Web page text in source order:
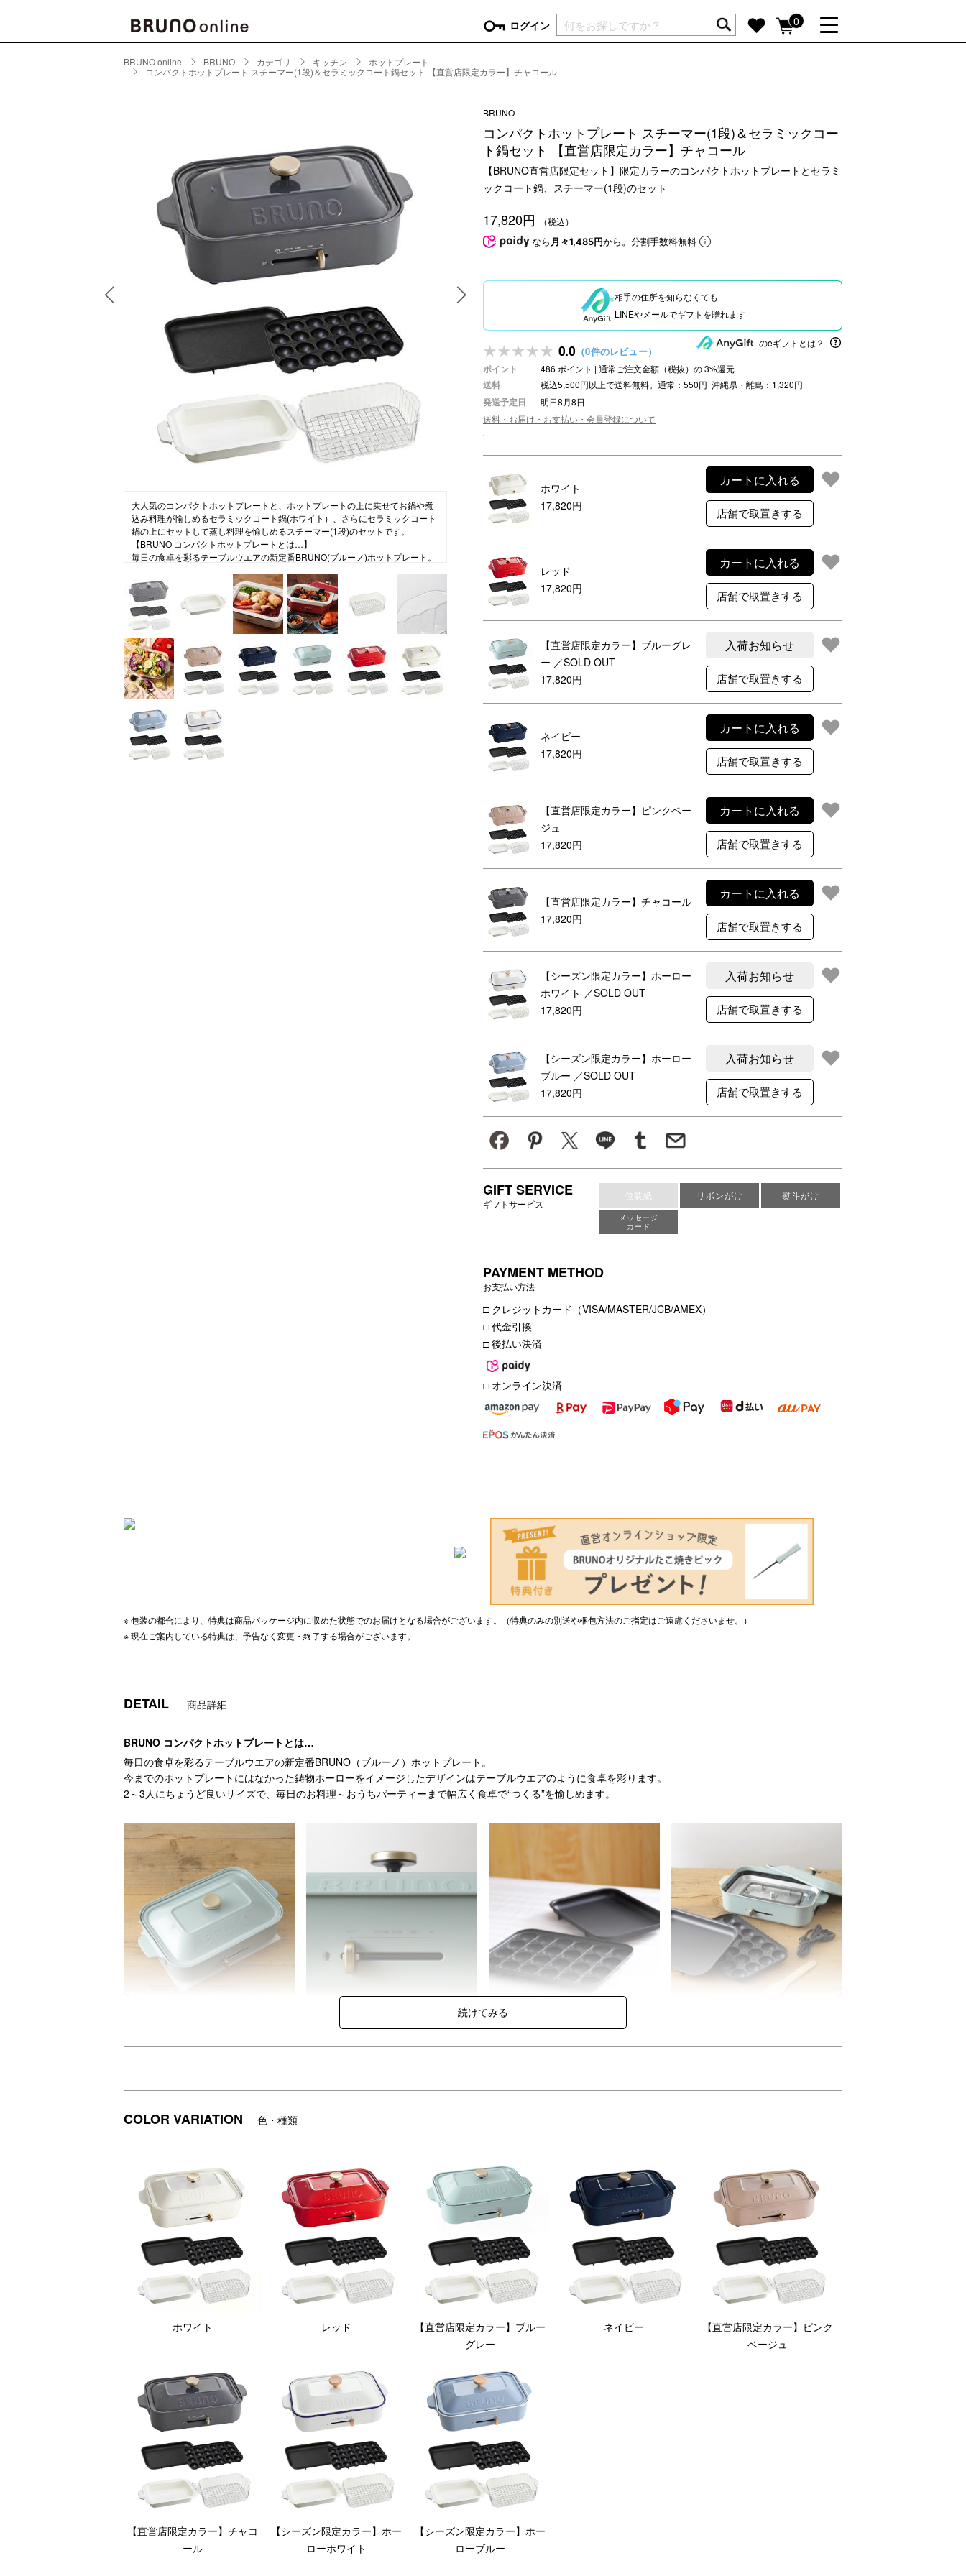
ログイン
ログイン
新規会員登録
0
現在カートには商品が入っていません。
BRAND
ブランド一覧
店舗一覧
CONTENTS
コラム
ニュース
CATEGORY
食器
キッチンツール
キッチンファブリック
インテリア
時計
生活家電
家具・収納
ファブリック
ピクニックアイテム
ランチボックス・弁当箱
ランチバッグ・クーラートート
ビューティー
スキンケア・フェイスケア
ハンドケア
ファッション・トラベル
トラベル小物
ファッション雑貨
バッグ
ベビー・キッズアイテム more
おもちゃ・トイ
ファッション
その他ベビー・キッズアイテム
出産祝い
新築・引越し祝い
転職・送別祝い
more
SUPPORT
ギフトサービス
よくある質問
お問い合わせ
BRUNO online BRUNO カテゴリ キッチン
ホットプレート
コンパクトホットプレート スチーマー(1段)＆セラミックコート鍋セット 【直営店限定カラー】チャコール
大人気のコンパクトホットプレートと、ホットプレートの上に乗せてお鍋や煮
込み料理が愉しめるセラミックコート鍋(ホワイト）、さらにセラミックコート
鍋の上にセットして蒸し料理を愉しめるスチーマー(1段)のセットです。
【BRUNO コンパクトホットプレートとは…】
毎日の食卓を彩るテーブルウエアの新定番BRUNO(ブルーノ)ホットプレート。
テーブルウエアのように食卓を彩ります。2～3人にちょうど良いサイズで、毎
日のお料理～おうちパーティーまで幅広く食卓で“つくる”を愉しめます。
BRUNO
コンパクトホットプレート スチーマー(1段)＆セラミックコー
ト鍋セット 【直営店限定カラー】チャコール
【BRUNO直営店限定セット】限定カラーのコンパクトホットプレートとセラミ
ックコート鍋、スチーマー(1段)のセット
17,820円 （税込）
なら 月々1,485円から。分割手数料無料
相手の住所を知らなくても
LINEやメールでギフトを贈れます
のeギフトとは？
0.0 （0件のレビュー）
ポイント 486 ポイント | 通常ご注文金額（税抜）の3%還元
送料 税込5,500円以上で送料無料。通常：550円 沖縄県・離島：1,320円
発送予定日
明日8月8日
送料・お届け・お支払い・会員登録について
ホワイト
17,820円
カートに入れる
レッド
17,820円
カートに入れる
【直営店限定カラー】ブルーグレ
ー ／SOLD OUT
17,820円
入荷お知らせ
ネイビー
17,820円
カートに入れる
【直営店限定カラー】ピンクベー
ジュ
17,820円
カートに入れる
【直営店限定カラー】チャコール
17,820円
カートに入れる
【シーズン限定カラー】ホーロー
ホワイト ／SOLD OUT
17,820円
入荷お知らせ
【シーズン限定カラー】ホーロー
ブルー ／SOLD OUT
17,820円
入荷お知らせ
GIFT SERVICE
ギフトサービス
包装紙 リボンがけ 熨斗がけ
メッセージ
カード
PAYMENT METHOD
お支払い方法
□ クレジットカード（VISA/MASTER/JCB/AMEX）
□ 代金引換
□ 後払い決済
□ オンライン決済
※ 包装の都合により、特典は商品パッケージ内に収めた状態でのお届けとなる場合がございます。（特典のみの別送や梱包方法のご指定はご遠慮くださいませ。）
※ 現在ご案内している特典は、予告なく変更・終了する場合がございます。
DETAIL 商品詳細
BRUNO コンパクトホットプレートとは…
毎日の食卓を彩るテーブルウエアの新定番BRUNO（ブルーノ）ホットプレート。
今までのホットプレートにはなかった鋳物ホーローをイメージしたデザインはテーブルウエアのように食卓を彩ります。
2～3人にちょうど良いサイズで、毎日のお料理～おうちパーティーまで幅広く食卓で“つくる”を愉しめます。
驚きの小ささ！A4サイズ
温度調整も簡単！
平面＆たこ焼きプレートが付属
スタッキングして収納
表面のセラミックコート加工により、キズや焦げがつきにくく、お手入れも簡単。おでんやポトフなど、様々なアレンジでお愉しみください。※コンパクトホ
●蒸し料理が愉しめる！「スチーマー(1段)」が付属します。
クリアな素材で、調理中は見て愉しい。たっぷり作れて、みんなが満足。セラミックコート鍋との組み合わせでレシピが広がります。
●「コンパクトホットプレート」「セラミックコート鍋」「スチーマー(1段)」の詳細は、下記よりご覧いただけます。
コンパクトホットプレート
コンパクトホットプレート用
コンパクトホットプレート用
COLOR VARIATION 色・種類
ホワイト レッド
【直営店限定カラー】ブルー
グレー
ネイビー
【直営店限定カラー】ピンク
ベージュ
【直営店限定カラー】チャコ
ール
【シーズン限定カラー】ホー
ローホワイト
【シーズン限定カラー】ホー
ローブルー